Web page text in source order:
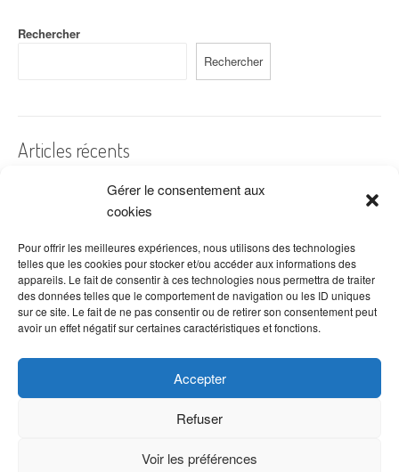
Gérer le consentement aux
cookies
Pour offrir les meilleures expériences, nous utilisons des technologies
telles que les cookies pour stocker et/ou accéder aux informations des
appareils. Le fait de consentir à ces technologies nous permettra de traiter
des données telles que le comportement de navigation ou les ID uniques
sur ce site. Le fait de ne pas consentir ou de retirer son consentement peut
avoir un effet négatif sur certaines caractéristiques et fonctions.
Accepter
Refuser
Voir les préférences
Rechercher
Rechercher
Articles récents
A quelles dates de l’année offre-t-on des fleurs ?
Les fleurs préférées des Français
Combien de fois arroser un cactus ?
Quelles fleurs offrir pour la fête des mères ?
Idées de décoration avec fleurs séchées